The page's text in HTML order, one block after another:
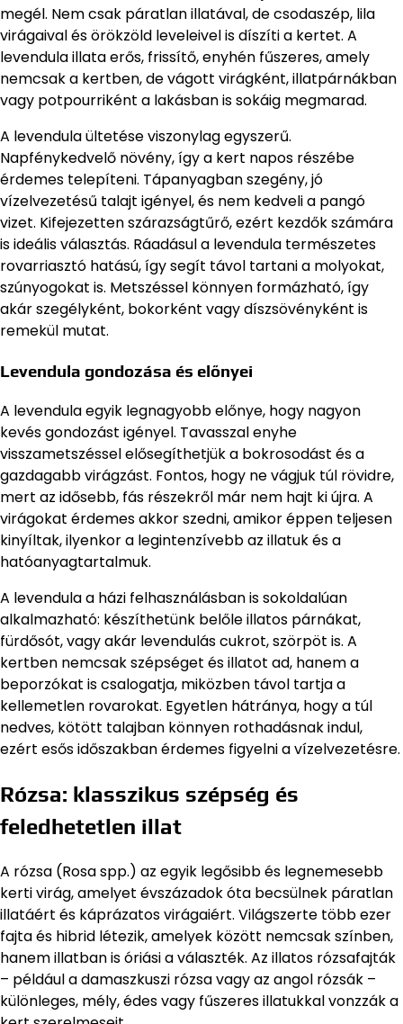
megél. Nem csak páratlan illatával, de csodaszép, lila
virágaival és örökzöld leveleivel is díszíti a kertet. A
levendula illata erős, frissítő, enyhén fűszeres, amely
nemcsak a kertben, de vágott virágként, illatpárnákban
vagy potpourriként a lakásban is sokáig megmarad.
A levendula ültetése viszonylag egyszerű.
Napfénykedvelő növény, így a kert napos részébe
érdemes telepíteni. Tápanyagban szegény, jó
vízelvezetésű talajt igényel, és nem kedveli a pangó
vizet. Kifejezetten szárazságtűrő, ezért kezdők számára
is ideális választás. Ráadásul a levendula természetes
rovarriasztó hatású, így segít távol tartani a molyokat,
szúnyogokat is. Metszéssel könnyen formázható, így
akár szegélyként, bokorként vagy díszsövényként is
remekül mutat.
Levendula gondozása és előnyei
A levendula egyik legnagyobb előnye, hogy nagyon
kevés gondozást igényel. Tavasszal enyhe
visszametszéssel elősegíthetjük a bokrosodást és a
gazdagabb virágzást. Fontos, hogy ne vágjuk túl rövidre,
mert az idősebb, fás részekről már nem hajt ki újra. A
virágokat érdemes akkor szedni, amikor éppen teljesen
kinyíltak, ilyenkor a legintenzívebb az illatuk és a
hatóanyagtartalmuk.
A levendula a házi felhasználásban is sokoldalúan
alkalmazható: készíthetünk belőle illatos párnákat,
fürdősót, vagy akár levendulás cukrot, szörpöt is. A
kertben nemcsak szépséget és illatot ad, hanem a
beporzókat is csalogatja, miközben távol tartja a
kellemetlen rovarokat. Egyetlen hátránya, hogy a túl
nedves, kötött talajban könnyen rothadásnak indul,
ezért esős időszakban érdemes figyelni a vízelvezetésre.
Rózsa: klasszikus szépség és
feledhetetlen illat
A rózsa (Rosa spp.) az egyik legősibb és legnemesebb
kerti virág, amelyet évszázadok óta becsülnek páratlan
illatáért és káprázatos virágaiért. Világszerte több ezer
fajta és hibrid létezik, amelyek között nemcsak színben,
hanem illatban is óriási a választék. Az illatos rózsafajták
– például a damaszkuszi rózsa vagy az angol rózsák –
különleges, mély, édes vagy fűszeres illatukkal vonzzák a